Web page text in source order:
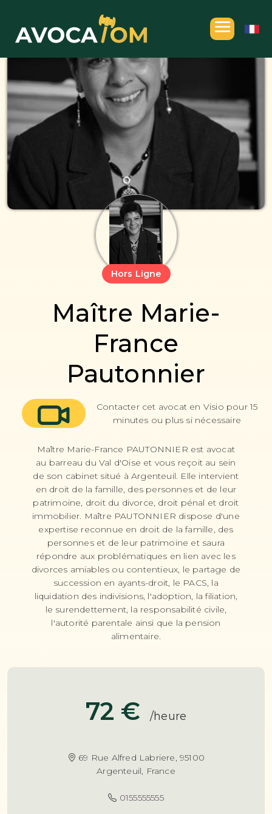
Hors Ligne
Maître Marie-
France
Pautonnier
Contacter cet avocat en Visio pour 15
minutes ou plus si nécessaire
Maître Marie-France PAUTONNIER est avocat
au barreau du Val d'Oise et vous reçoit au sein
de son cabinet situé à Argenteuil. Elle intervient
en droit de la famille, des personnes et de leur
patrimoine, droit du divorce, droit pénal et droit
immobilier. Maître PAUTONNIER dispose d'une
expertise reconnue en droit de la famille, des
personnes et de leur patrimoine et saura
répondre aux problématiques en lien avec les
divorces amiables ou contentieux, le partage de
succession en ayants-droit, le PACS, la
liquidation des indivisions, l'adoption, la filiation,
le surendettement, la responsabilité civile,
l'autorité parentale ainsi que la pension
alimentaire.
72 € /heure
69 Rue Alfred Labriere, 95100
Argenteuil, France
0155555555